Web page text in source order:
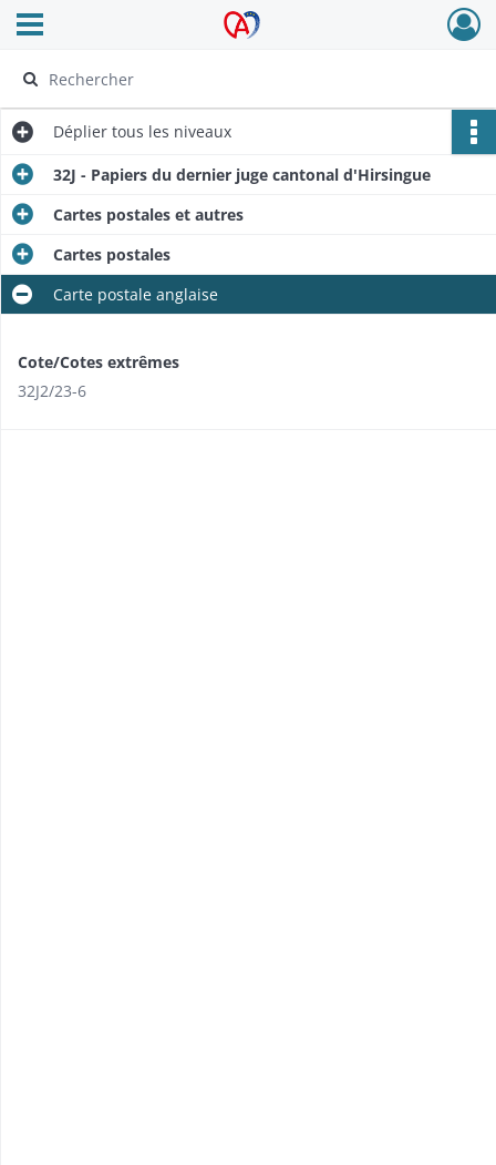
Archives Alsace - Colmar
Ouvrir le menu déroulant
Déplier tous les niveaux
32J - Papiers du dernier juge cantonal d'Hirsingue
Cartes postales et autres
Cartes postales
Carte postale anglaise
Cote/Cotes extrêmes
32J2/23-6